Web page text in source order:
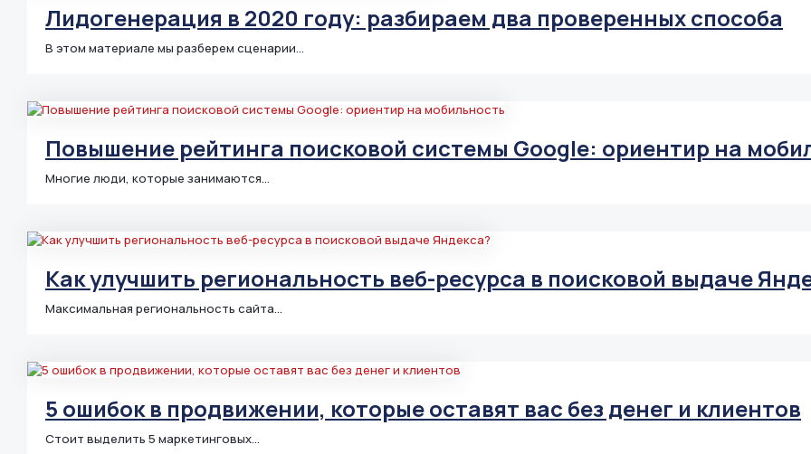
Лидогенерация в 2020 году: разбираем два проверенных способа
В этом материале мы разберем сценарии…
Повышение рейтинга поисковой системы Google: ориентир на
Многие люди, которые занимаются…
Как улучшить региональность веб-ресурса в поисковой выдаче
Максимальная региональность сайта…
5 ошибок в продвижении, которые оставят вас без денег и клиентов
Стоит выделить 5 маркетинговых…